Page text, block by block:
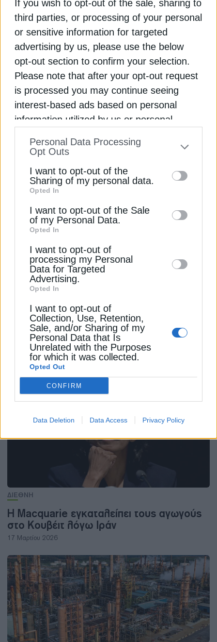
If you wish to opt-out of the sale, sharing to
third parties, or processing of your personal
or sensitive information for targeted
advertising by us, please use the below
opt-out section to confirm your selection.
Please note that after your opt-out request
is processed you may continue seeing
interest-based ads based on personal
information utilized by us or personal
to your opt-out. You may separately opt-out
information by third parties on the IAB’s list
of downstream participants. This
information may also be disclosed by us to
third parties on theIAB’s List of
Downstream Participants
disclose it to other third parties.
Personal Data Processing
Opt Outs
I want to opt-out of the
Sharing of my personal data.
Opted In
I want to opt-out of the Sale
of my Personal Data.
Opted In
I want to opt-out of
processing my Personal
Data for Targeted
Advertising.
Opted In
I want to opt-out of
Collection, Use, Retention,
Sale, and/or Sharing of my
Personal Data that Is
Unrelated with the Purposes
for which it was collected.
Opted Out
CONFIRM
Data Deletion Data Access Privacy Policy
Ουκρανικά drones έπληξαν το μεγαλύτερο
διυλιστήριο της Ρωσίας στο Ομσκ
Πώς το ρωσικό αλουμίνιο συνεχίζει να φτάνει στην
Ευρώπη παρά τις κυρώσεις
Ρωσικό αέριο: Αύξηση των εισαγωγών στην
ΔΙΥΛΙΣΤΗΡΙΟ ΠΕΤΡΕΛΑΙΟ ΡΩΣΙΑ
ΔΕΊΤΕ ΕΠΊΣΗΣ
ΦΥΣΙΚΟ ΑΕΡΙΟ
Τα σχόλια Gastrade, Motor Oil, ΔΕΠΑ
στις προτάσεις ΔΕΣΦΑ για δέσμευση
capacity στο σύστημα αερίου
23 Ιουλίου 2026
ΔΙΕΘΝΗ
Η Macquarie εγκαταλείπει τους αγωγούς
στο Κουβέιτ λόγω Ιράν
17 Μαρτίου 2026